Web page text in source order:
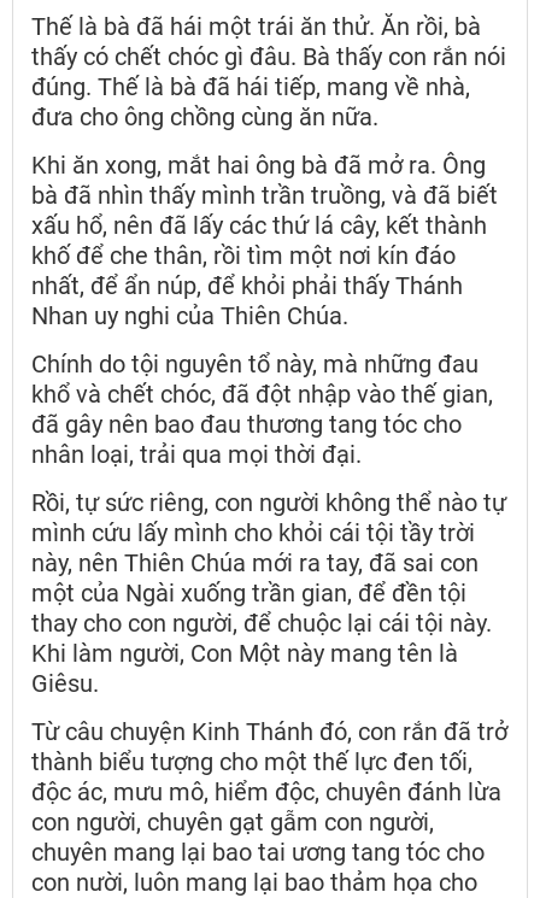
Thế là bà đã hái một trái ăn thử. Ăn rồi, bà
thấy có chết chóc gì đâu. Bà thấy con rắn nói
đúng. Thế là bà đã hái tiếp, mang về nhà,
đưa cho ông chồng cùng ăn nữa.
Khi ăn xong, mắt hai ông bà đã mở ra. Ông
bà đã nhìn thấy mình trần truồng, và đã biết
xấu hổ, nên đã lấy các thứ lá cây, kết thành
khố để che thân, rồi tìm một nơi kín đáo
nhất, để ẩn núp, để khỏi phải thấy Thánh
Nhan uy nghi của Thiên Chúa.
Chính do tội nguyên tổ này, mà những đau
khổ và chết chóc, đã đột nhập vào thế gian,
đã gây nên bao đau thương tang tóc cho
nhân loại, trải qua mọi thời đại.
Rồi, tự sức riêng, con người không thể nào tự
mình cứu lấy mình cho khỏi cái tội tầy trời
này, nên Thiên Chúa mới ra tay, đã sai con
một của Ngài xuống trần gian, để đền tội
thay cho con người, để chuộc lại cái tội này.
Khi làm người, Con Một này mang tên là
Giêsu.
Từ câu chuyện Kinh Thánh đó, con rắn đã trở
thành biểu tượng cho một thế lực đen tối,
độc ác, mưu mô, hiểm độc, chuyên đánh lừa
con người, chuyên gạt gẫm con người,
chuyên mang lại bao tai ương tang tóc cho
con nười, luôn mang lại bao thảm họa cho